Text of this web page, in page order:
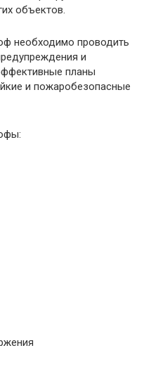
объектов.
необходимо проводить
и
планы
и пожаробезопасные